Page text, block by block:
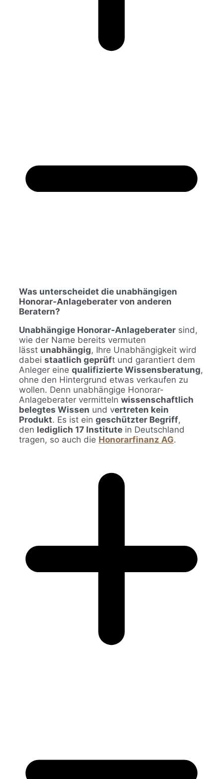
Was unterscheidet die unabhängigen
Honorar-Anlageberater von anderen
Beratern?
Unabhängige Honorar-Anlageberater sind,
wie der Name bereits vermuten
lässt unabhängig, Ihre Unabhängigkeit wird
dabei staatlich geprüft und garantiert dem
Anleger eine qualifizierte Wissensberatung,
ohne den Hintergrund etwas verkaufen zu
wollen. Denn unabhängige Honorar-
Anlageberater vermitteln wissenschaftlich
belegtes Wissen und vertreten kein
Produkt. Es ist ein geschützter Begriff,
den lediglich 17 Institute in Deutschland
tragen, so auch die Honorarfinanz AG.